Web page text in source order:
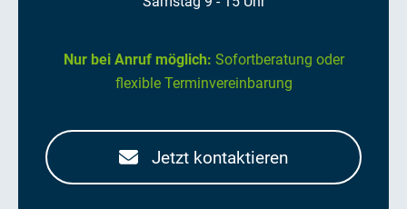
Nur bei Anruf möglich: Sofortberatung oder
flexible Terminvereinbarung
Jetzt kontaktieren